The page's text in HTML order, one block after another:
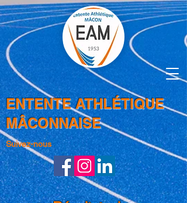
ENTENTE ATHLÉTIQUE
MÂCONNAISE
Suivez-nous